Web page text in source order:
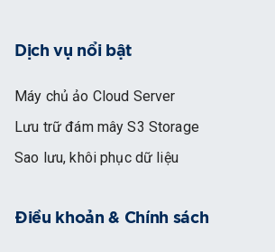
Dịch vụ nổi bật
Máy chủ ảo Cloud Server
Lưu trữ đám mây S3 Storage
Sao lưu, khôi phục dữ liệu
Điều khoản & Chính sách